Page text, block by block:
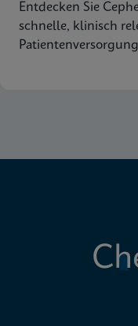
Entdecken Sie
schnelle, klinisch
Patientenversorgung